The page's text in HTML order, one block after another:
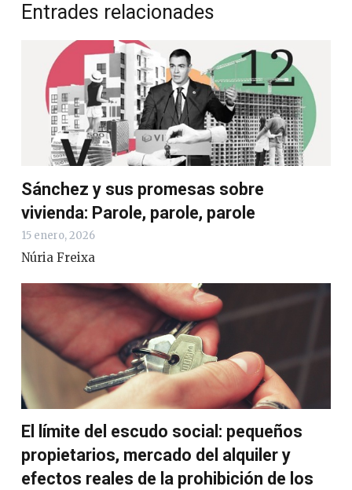
Entrades relacionades
Sánchez y sus promesas sobre
vivienda: Parole, parole, parole
15 enero, 2026
Núria Freixa
El límite del escudo social: pequeños
propietarios, mercado del alquiler y
efectos reales de la prohibición de los